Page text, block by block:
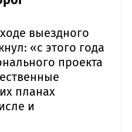
выездного
«с этого года
проекта
планах
и